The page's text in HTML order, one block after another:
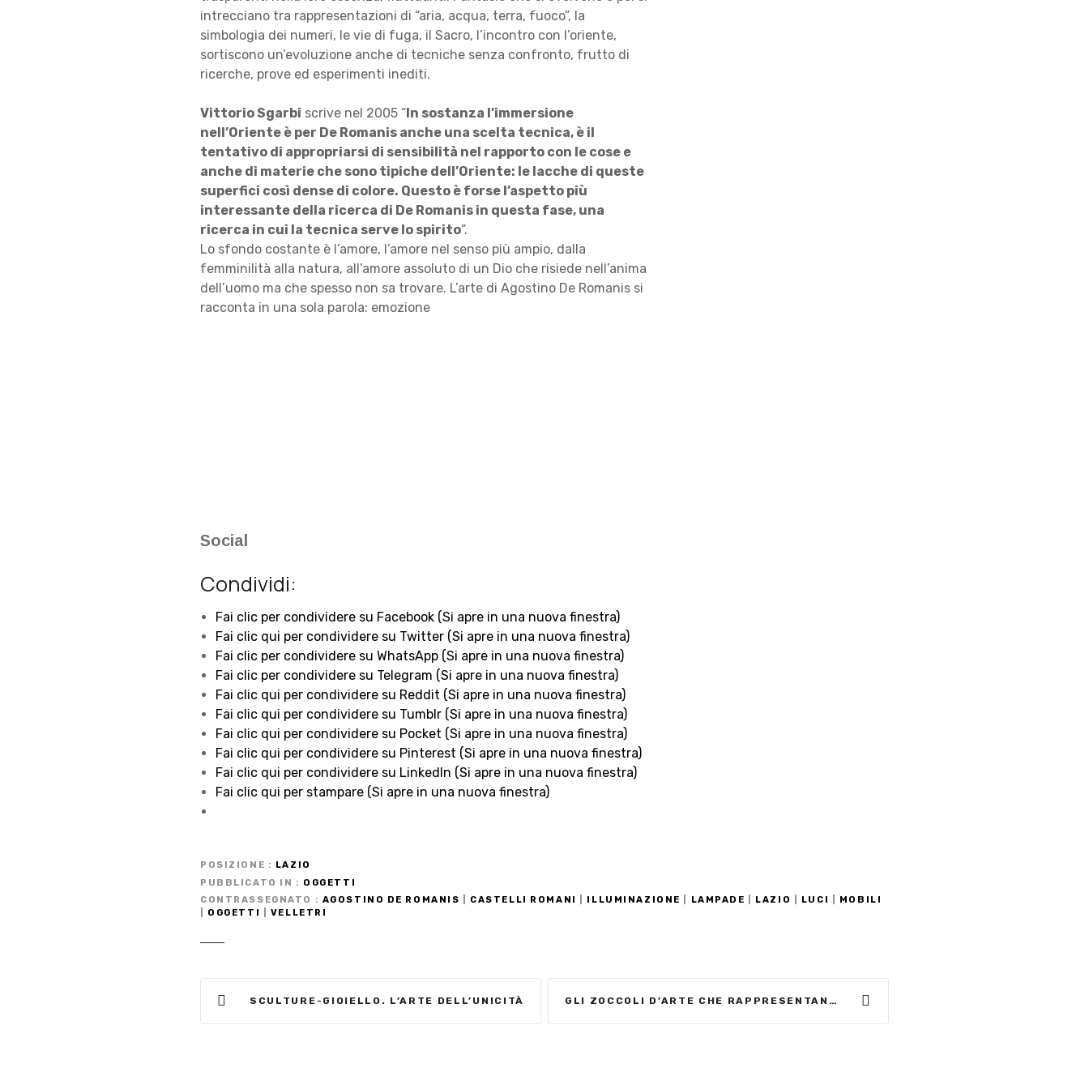
intrecciano tra rappresentazioni di “aria, acqua, terra, fuoco”, la
simbologia dei numeri, le vie di fuga, il Sacro, l’incontro con l’oriente,
sortiscono un’evoluzione anche di tecniche senza confronto, frutto di
ricerche, prove ed esperimenti inediti.
Vittorio Sgarbi scrive nel 2005 “In sostanza l’immersione
nell’Oriente è per De Romanis anche una scelta tecnica, è il
tentativo di appropriarsi di sensibilità nel rapporto con le cose e
anche di materie che sono tipiche dell’Oriente: le lacche di queste
superfici così dense di colore. Questo è forse l’aspetto più
interessante della ricerca di De Romanis in questa fase, una
ricerca in cui la tecnica serve lo spirito”.
Lo sfondo costante è l’amore, l’amore nel senso più ampio, dalla
femminilità alla natura, all’amore assoluto di un Dio che risiede nell’anima
dell’uomo ma che spesso non sa trovare. L’arte di Agostino De Romanis si
racconta in una sola parola: emozione
Social
Condividi:
Fai clic per condividere su Facebook (Si apre in una nuova finestra)
Fai clic qui per condividere su Twitter (Si apre in una nuova finestra)
Fai clic per condividere su WhatsApp (Si apre in una nuova finestra)
Fai clic per condividere su Telegram (Si apre in una nuova finestra)
Fai clic qui per condividere su Reddit (Si apre in una nuova finestra)
Fai clic qui per condividere su Tumblr (Si apre in una nuova finestra)
Fai clic qui per condividere su Pocket (Si apre in una nuova finestra)
Fai clic qui per condividere su Pinterest (Si apre in una nuova finestra)
Fai clic qui per condividere su LinkedIn (Si apre in una nuova finestra)
Fai clic qui per stampare (Si apre in una nuova finestra)
POSIZIONE
LAZIO
PUBBLICATO IN
OGGETTI
CONTRASSEGNATO
AGOSTINO DE ROMANIS CASTELLI ROMANI ILLUMINAZIONE LAMPADE LAZIO LUCI
MOBILI
OGGETTI VELLETRI
SCULTURE-GIOIELLO. L’ARTE DELL’UNICITÀ GLI ZOCCOLI D’ARTE CHE RAPPRESENTANO LA FORZA DELL’ESSERE